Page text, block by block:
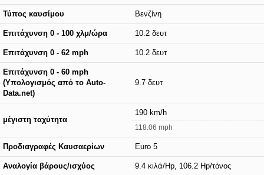
Τύπος καυσίμου Βενζίνη
Επιτάχυνση 0 - 100 χλμ/ώρα 10.2 δευτ
Επιτάχυνση 0 - 62 mph 10.2 δευτ
Επιτάχυνση 0 - 60 mph
(Υπολογισμός από το Auto-
Data.net)
9.7 δευτ
μέγιστη ταχύτητα
190 km/h
118.06 mph
Προδιαγραφές Καυσαερίων Euro 5
Αναλογία βάρους/ισχύος 9.4 κιλά/Hp, 106.2 Hp/τόνος